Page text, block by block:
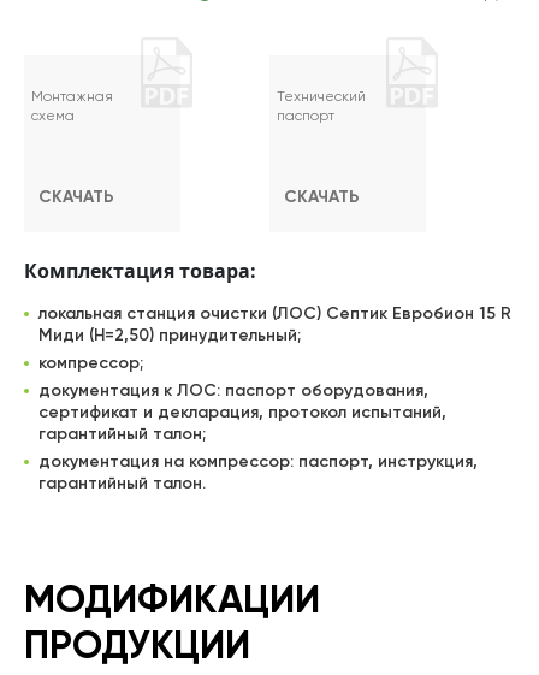
Монтажная
схема
СКАЧАТЬ
Технический
паспорт
СКАЧАТЬ
Комплектация товара:
локальная станция очистки (ЛОС) Септик Евробион 15 R
Миди (Н=2,50) принудительный;
компрессор;
документация к ЛОС: паспорт оборудования,
сертификат и декларация, протокол испытаний,
гарантийный талон;
документация на компрессор: паспорт, инструкция,
гарантийный талон.
МОДИФИКАЦИИ
ПРОДУКЦИИ